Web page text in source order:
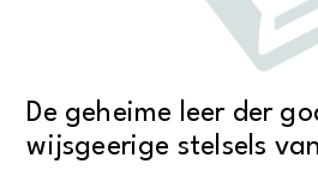
De geheime leer der
wijsgeerige stelsels